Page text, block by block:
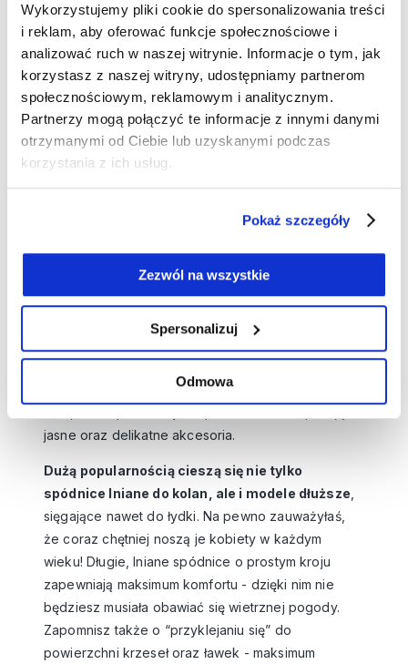
Wykorzystujemy pliki cookie do spersonalizowania treści
i reklam, aby oferować funkcje społecznościowe i
analizować ruch w naszej witrynie. Informacje o tym, jak
korzystasz z naszej witryny, udostępniamy partnerom
społecznościowym, reklamowym i analitycznym.
Partnerzy mogą połączyć te informacje z innymi danymi
otrzymanymi od Ciebie lub uzyskanymi podczas
korzystania z ich usług.
Pokaż szczegóły
Zezwól na wszystkie
Spersonalizuj
Odmowa
shirty damskieoraz sukienki damskie, mają
właściwości antybakteryjne oraz
antyalergiczne, dlatego też nie wywołują
podrażnień.
Najpopularniejszy krój lnianych
spódnic
Już wiesz jaki materiał na lato sprawdzi się najlepiej
w ciepłe i słoneczne dni. Przejdźmy zatem do
szczególności powinnaś zwrócić uwagę na
trapezowe, lniane spódnice na lato - na wysokości
talii przylegają do skóry, a następnie swobodnie
opadają wzdłuż ciała.W Olsen polecamy modele
, które świetnie współgrają ze
musi być z printem), a także sandałki lub wiązane
jasne oraz delikatne akcesoria.
Dużą popularnością cieszą się nie tylko
spódnice lniane do kolan, ale i modele dłuższe
sięgające nawet do łydki. Na pewno zauważyłaś,
że coraz chętniej noszą je kobiety w każdym
wieku! Długie, lniane spódnice o prostym kroju
zapewniają maksimum komfortu - dzięki nim nie
będziesz musiała obawiać się wietrznej pogody.
Zapomnisz także o “przyklejaniu się” do
powierzchni krzeseł oraz ławek - maksimum